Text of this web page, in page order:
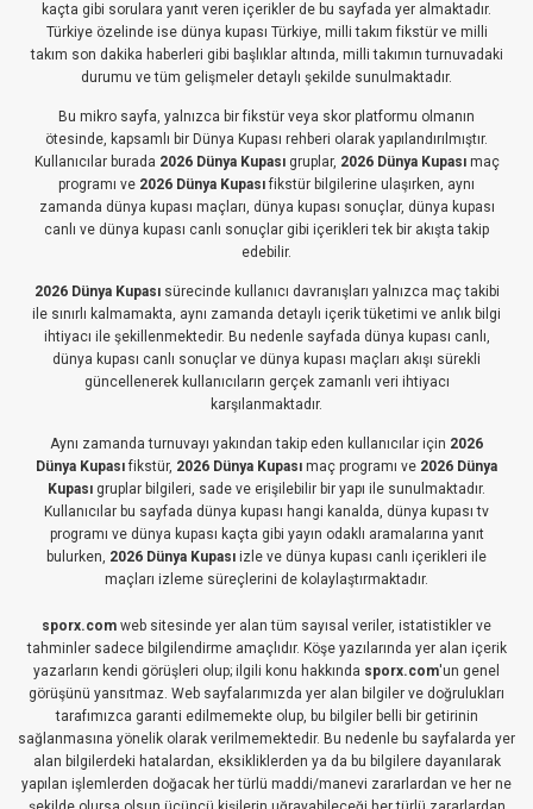
kaçta gibi sorulara yanıt veren içerikler de bu sayfada yer almaktadır.
Türkiye özelinde ise dünya kupası Türkiye, milli takım fikstür ve milli
takım son dakika haberleri gibi başlıklar altında, milli takımın turnuvadaki
durumu ve tüm gelişmeler detaylı şekilde sunulmaktadır.
Bu mikro sayfa, yalnızca bir fikstür veya skor platformu olmanın
ötesinde, kapsamlı bir Dünya Kupası rehberi olarak yapılandırılmıştır.
Kullanıcılar burada 2026 Dünya Kupasıgruplar, 2026 Dünya Kupasımaç
programı ve 2026 Dünya Kupasıfikstür bilgilerine ulaşırken, aynı
zamanda dünya kupası maçları, dünya kupası sonuçlar, dünya kupası
canlı ve dünya kupası canlı sonuçlar gibi içerikleri tek bir akışta takip
edebilir.
2026 Dünya Kupasısürecinde kullanıcı davranışları yalnızca maç takibi
ile sınırlı kalmamakta, aynı zamanda detaylı içerik tüketimi ve anlık bilgi
ihtiyacı ile şekillenmektedir. Bu nedenle sayfada dünya kupası canlı,
dünya kupası canlı sonuçlar ve dünya kupası maçları akışı sürekli
güncellenerek kullanıcıların gerçek zamanlı veri ihtiyacı
karşılanmaktadır.
Aynı zamanda turnuvayı yakından takip eden kullanıcılar için 2026
Dünya Kupasıfikstür, 2026 Dünya Kupası maç programı ve 2026 Dünya
Kupası gruplar bilgileri, sade ve erişilebilir bir yapı ile sunulmaktadır.
Kullanıcılar bu sayfada dünya kupası hangi kanalda, dünya kupası tv
programı ve dünya kupası kaçta gibi yayın odaklı aramalarına yanıt
bulurken, 2026 Dünya Kupası izle ve dünya kupası canlı içerikleri ile
maçları izleme süreçlerini de kolaylaştırmaktadır.
sporx.com web sitesinde yer alan tüm sayısal veriler, istatistikler ve
tahminler sadece bilgilendirme amaçlıdır. Köşe yazılarında yer alan içerik
yazarların kendi görüşleri olup; ilgili konu hakkında sporx.com'un genel
görüşünü yansıtmaz. Web sayfalarımızda yer alan bilgiler ve doğrulukları
tarafımızca garanti edilmemekte olup, bu bilgiler belli bir getirinin
sağlanmasına yönelik olarak verilmemektedir. Bu nedenle bu sayfalarda yer
alan bilgilerdeki hatalardan, eksikliklerden ya da bu bilgilere dayanılarak
yapılan işlemlerden doğacak her türlü maddi/manevi zararlardan ve her ne